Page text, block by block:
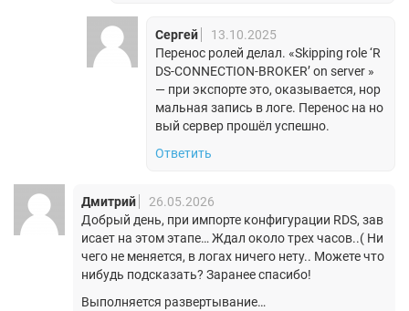
Сергей
13.10.2025
Перенос ролей делал. «Skipping role ‘R
DS-CONNECTION-BROKER’ on server »
— при экспорте это, оказывается, нор
мальная запись в логе. Перенос на но
вый сервер прошёл успешно.
Ответить
Дмитрий
26.05.2026
Добрый день, при импорте конфигурации RDS, зав
исает на этом этапе… Ждал около трех часов..( Ни
чего не меняется, в логах ничего нету.. Можете что
нибудь подсказать? Заранее спасибо!
Выполняется развертывание…